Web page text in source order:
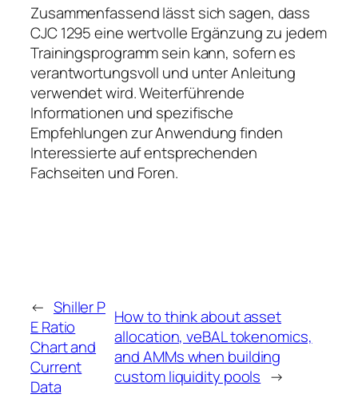
Zusammenfassend lässt sich sagen, dass
CJC 1295 eine wertvolle Ergänzung zu jedem
Trainingsprogramm sein kann, sofern es
verantwortungsvoll und unter Anleitung
verwendet wird. Weiterführende
Informationen und spezifische
Empfehlungen zur Anwendung finden
Interessierte auf entsprechenden
Fachseiten und Foren.
← Shiller P
E Ratio
Chart and
Current
Data
How to think about asset
allocation, veBAL tokenomics,
and AMMs when building
custom liquidity pools →